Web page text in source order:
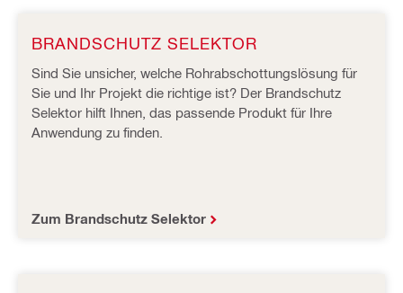
BRANDSCHUTZ SELEKTOR
Sind Sie unsicher, welche Rohrabschottungslösung für
Sie und Ihr Projekt die richtige ist? Der Brandschutz
Selektor hilft Ihnen, das passende Produkt für Ihre
Anwendung zu finden.
Zum Brandschutz Selektor